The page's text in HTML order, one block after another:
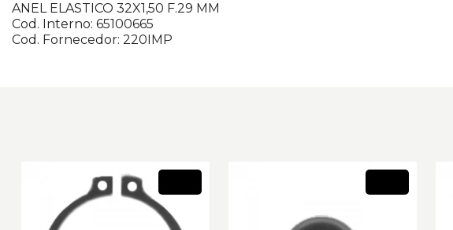
ANEL ELASTICO 32X1,50 F.29 MM
Cod. Interno: 65100665
Cod. Fornecedor: 220IMP